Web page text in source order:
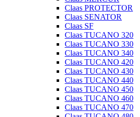
Claas PROTECTOR
Claas SENATOR
Claas SF
Claas TUCANO 320
Claas TUCANO 330
Claas TUCANO 340
Claas TUCANO 420
Claas TUCANO 430
Claas TUCANO 440
Claas TUCANO 450
Claas TUCANO 460
Claas TUCANO 470